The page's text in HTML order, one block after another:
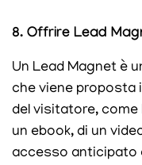
8. Offrire Lead
Un Lead Magnet è
che viene proposta
del visitatore, come
un ebook, di un
accesso anticipato